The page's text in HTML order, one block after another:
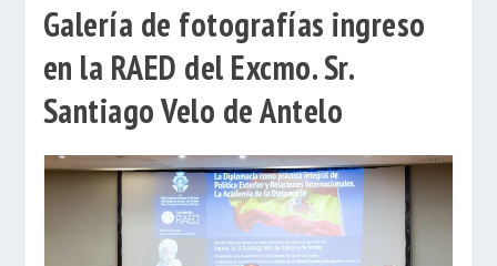
Galería de fotografías ingreso
en la RAED del Excmo. Sr.
Santiago Velo de Antelo